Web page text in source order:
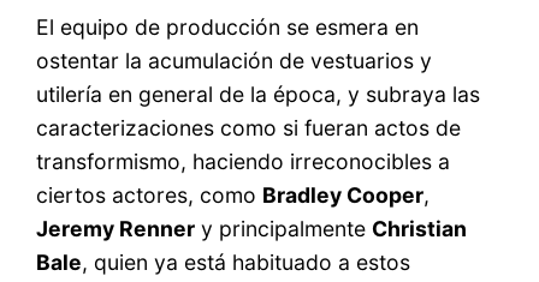
El equipo de producción se esmera en
ostentar la acumulación de vestuarios y
utilería en general de la época, y subraya las
caracterizaciones como si fueran actos de
transformismo, haciendo irreconocibles a
ciertos actores, como Bradley Cooper,
Jeremy Renner y principalmente Christian
Bale, quien ya está habituado a estos